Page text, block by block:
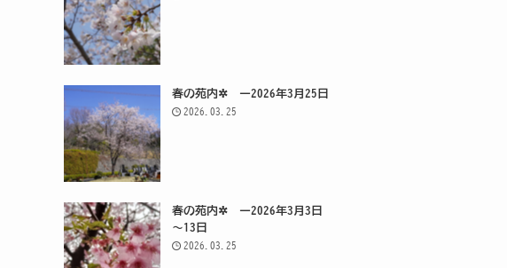
春の苑内✲ ー2026年3月25日
2026.03.25
春の苑内✲ ー2026年3月3日
～13日
2026.03.25